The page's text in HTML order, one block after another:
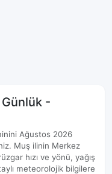
-
Ağustos 2026
Muş ilinin Merkez
hızı ve yönü, yağış
meteorolojik bilgilere